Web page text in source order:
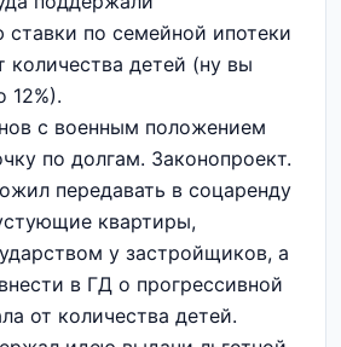
по семейной ипотеки
количества детей (ну вы
12%).
с военным положением
по долгам. Законопроект.
передавать в соцаренду
квартиры,
у застройщиков, а
в ГД о прогрессивной
от количества детей.